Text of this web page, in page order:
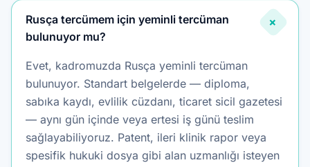
Rusça tercümem için yeminli tercüman
bulunuyor mu?
+
Evet, kadromuzda Rusça yeminli tercüman
bulunuyor. Standart belgelerde — diploma,
sabıka kaydı, evlilik cüzdanı, ticaret sicil gazetesi
— aynı gün içinde veya ertesi iş günü teslim
sağlayabiliyoruz. Patent, ileri klinik rapor veya
spesifik hukuki dosya gibi alan uzmanlığı isteyen